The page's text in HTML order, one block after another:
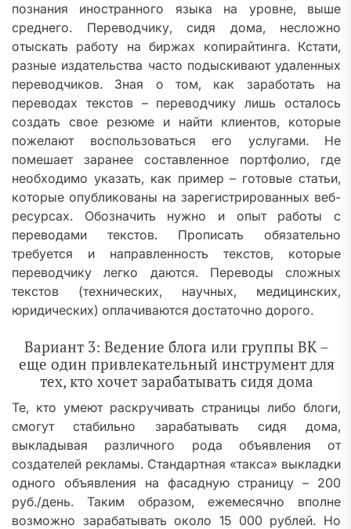
познания иностранного языка на уровне, выше
среднего. Переводчику, сидя дома, несложно
отыскать работу на биржах копирайтинга. Кстати,
разные издательства часто подыскивают удаленных
переводчиков. Зная о том, как заработать на
переводах текстов – переводчику лишь осталось
создать свое резюме и найти клиентов, которые
пожелают воспользоваться его услугами. Не
помешает заранее составленное портфолио, где
необходимо указать, как пример – готовые статьи,
которые опубликованы на зарегистрированных веб-
ресурсах. Обозначить нужно и опыт работы с
переводами текстов. Прописать обязательно
требуется и направленность текстов, которые
переводчику легко даются. Переводы сложных
текстов (технических, научных, медицинских,
юридических) оплачиваются достаточно дорого.
Вариант 3: Ведение блога или группы ВК –
еще один привлекательный инструмент для
тех, кто хочет зарабатывать сидя дома
Те, кто умеют раскручивать страницы либо блоги,
смогут стабильно зарабатывать сидя дома,
выкладывая различного рода объявления от
создателей рекламы. Стандартная «такса» выкладки
одного объявления на фасадную страницу – 200
руб./день. Таким образом, ежемесячно вполне
возможно зарабатывать около 15 000 рублей. Но